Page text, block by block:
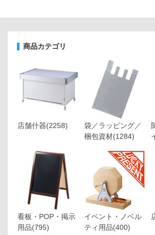
商品カテゴリ
店舗什器(2258)
袋／ラッピング／
梱包資材(1284)
看板・POP・掲示
用品(795)
イベント・ノベル
ティ用品(400)